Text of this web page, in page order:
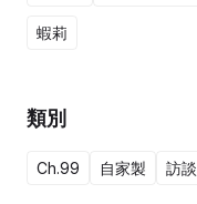
蝦莉
類別
Ch.99 自家製 訪談